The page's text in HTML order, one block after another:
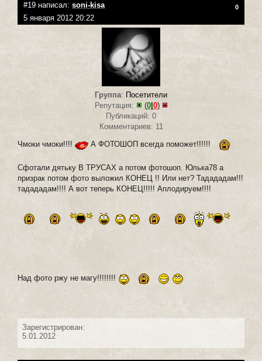
#19 написал: soni-kisa 0
5 января 2012 20:22
Группа: Посетители
Репутация:
(0| 0)
Публикаций: 0
Комментариев: 11
Чмоки чмоки!!!! А ФОТОШОП всегда поможет!!!!!!
Сфотали дятьку В ТРУСАХ а потом фотошоп. Юлька78 а
призрак потом фото выложил КОНЕЦ !! Или нет? Тадададам!!!
тадададам!!!! А вот теперь КОНЕЦ!!!!! Аплодируем!!!!
Над фото ржу не магу!!!!!!!!
Зарегистрирован:
5.01.2012